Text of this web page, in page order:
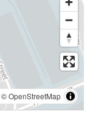
©OpenStreetMap